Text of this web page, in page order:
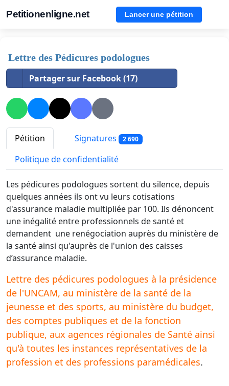
Petitionenligne.net Lancer une pétition
Lettre des Pédicures podologues
Partager sur Facebook (17)
Pétition Signatures 2 690
Politique de confidentialité
Les pédicures podologues sortent du silence, depuis
quelques années ils ont vu leurs cotisations
d'assurance maladie multipliée par 100. Ils dénoncent
une inégalité entre professionnels de santé et
demandent une renégociation auprès du ministère de
la santé ainsi qu'auprès de l'union des caisses
d’assurance maladie.
Lettre des pédicures podologues à la présidence
de l'UNCAM, au ministère de la santé de la
jeunesse et des sports, au ministère du budget,
des comptes publiques et de la fonction
publique, aux agences régionales de Santé ainsi
qu'à toutes les instances représentatives de la
profession et des professions paramédicales.